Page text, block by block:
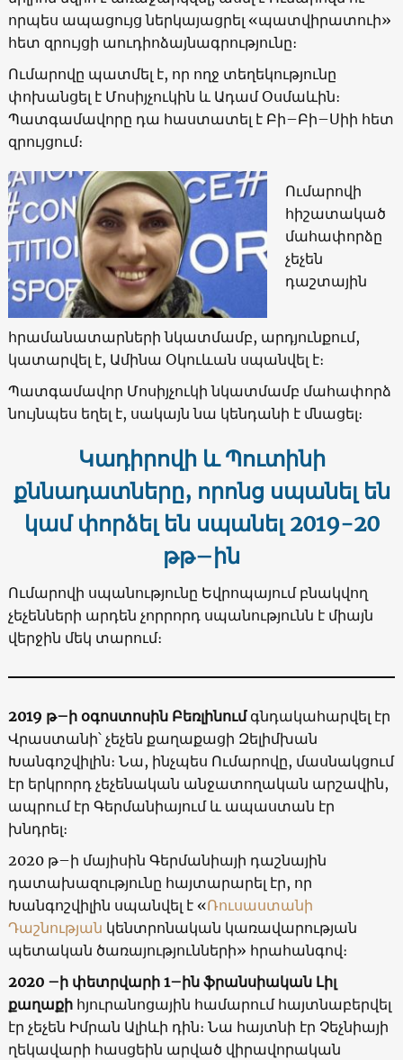
որպես ապացույց ներկայացրել «պատվիրատուի»
հետ զրույցի աուդիոձայնագրությունը։
Ումարովը պատմել է, որ ողջ տեղեկությունը
փոխանցել է Մոսիյչուկին և Ադամ Օսմաևին։
Պատգամավորը դա հաստատել է Բի–Բի–Սիի հետ
զրույցում։
Ումարովի
հիշատակած
մահափորձը
չեչեն
դաշտային
հրամանատարների նկատմամբ, արդյունքում,
կատարվել է, Ամինա Օկուևան սպանվել է։
Պատգամավոր Մոսիյչուկի նկատմամբ մահափորձ
նույնպես եղել է, սակայն նա կենդանի է մնացել։
Կադիրովի և Պուտինի
քննադատները, որոնց սպանել են
կամ փորձել են սպանել 2019-20
թթ–ին
Ումարովի սպանությունը Եվրոպայում բնակվող
չեչենների արդեն չորրորդ սպանությունն է միայն
վերջին մեկ տարում։
2019 թ–ի օգոստոսին Բեռլինում գնդակահարվել էր
Վրաստանի՝ չեչեն քաղաքացի Զելիմխան
Խանգոշվիլին։ Նա, ինչպես Ումարովը, մասնակցում
էր երկրորդ չեչենական անջատողական արշավին,
ապրում էր Գերմանիայում և ապաստան էր
խնդրել։
2020 թ–ի մայիսին Գերմանիայի դաշնային
դատախազությունը հայտարարել էր, որ
Խանգոշվիլին սպանվել է «Ռուսաստանի
Դաշնության կենտրոնական կառավարության
պետական ծառայությունների» հրահանգով։
2020 –ի փետրվարի 1–ին ֆրանսիական Լիլ
քաղաքիհյուրանոցային համարում հայտնաբերվել
էր չեչեն Իմրան Ալիևի դին։ Նա հայտնի էր Չեչնիայի
ղեկավարի հասցեին արված վիրավորական